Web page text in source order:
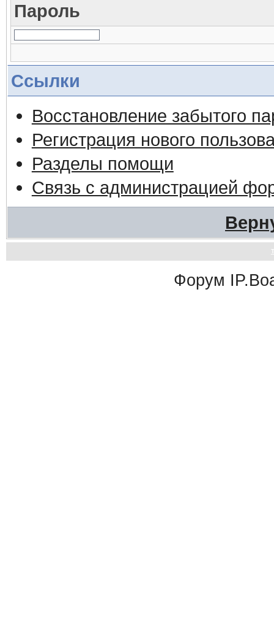
Пароль
Ссылки
Восстановление забытого
Регистрация нового
Разделы помощи
Связь с администрацией
Форум